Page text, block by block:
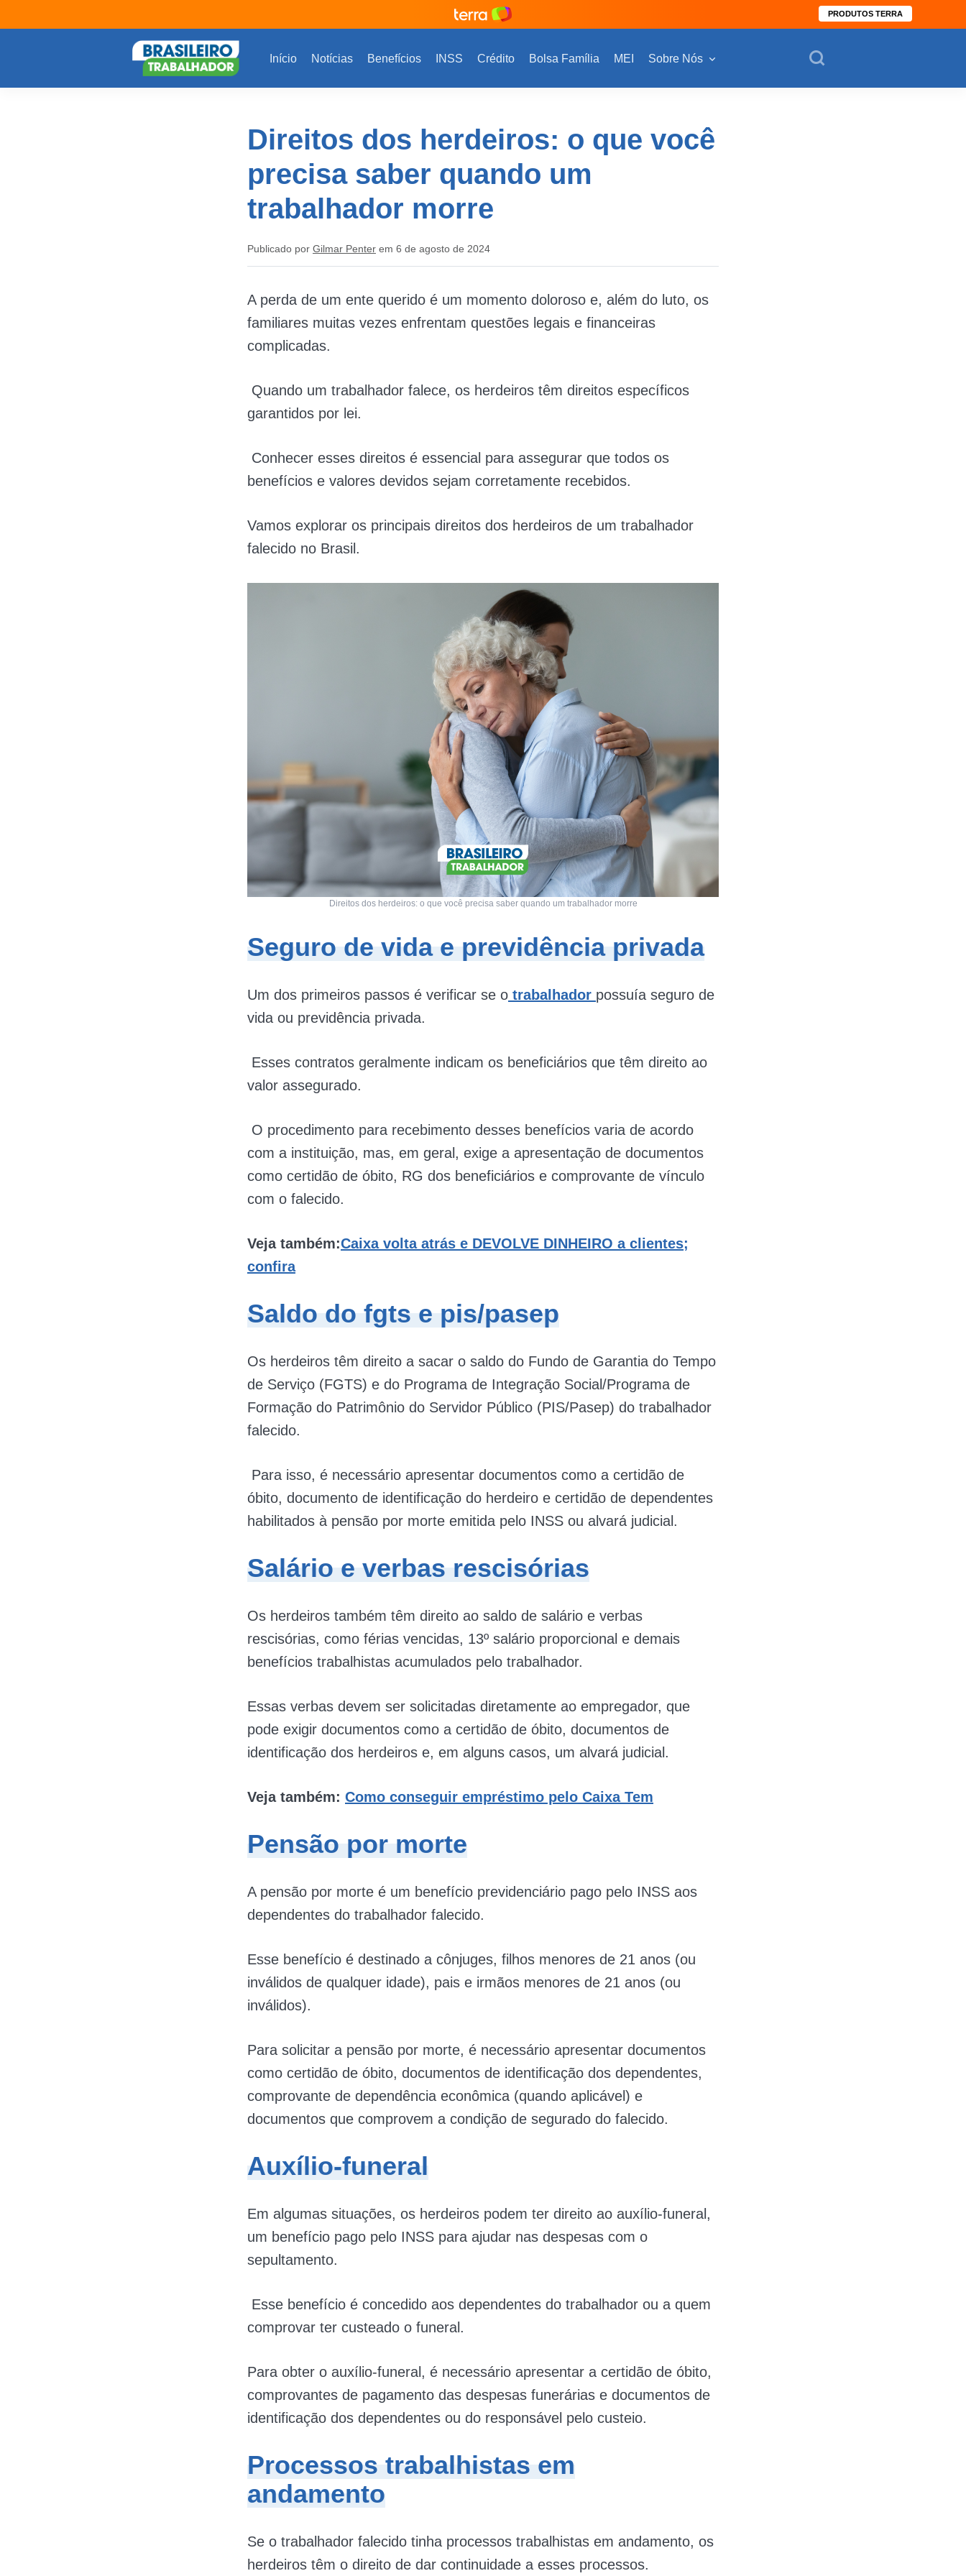
PRODUTOS TERRA
Início Notícias Benefícios INSS Crédito Bolsa Família MEI Sobre Nós
Direitos dos herdeiros: o que você
precisa saber quando um
trabalhador morre
Publicado por Gilmar Penter em 6 de agosto de 2024
A perda de um ente querido é um momento doloroso e, além do luto, os
familiares muitas vezes enfrentam questões legais e financeiras
complicadas.
Quando um trabalhador falece, os herdeiros têm direitos específicos
garantidos por lei.
Conhecer esses direitos é essencial para assegurar que todos os
benefícios e valores devidos sejam corretamente recebidos.
Vamos explorar os principais direitos dos herdeiros de um trabalhador
falecido no Brasil.
Direitos dos herdeiros: o que você precisa saber quando um trabalhador morre
Seguro de vida e previdência privada
Um dos primeiros passos é verificar se o trabalhador possuía seguro de
vida ou previdência privada.
Esses contratos geralmente indicam os beneficiários que têm direito ao
valor assegurado.
O procedimento para recebimento desses benefícios varia de acordo
com a instituição, mas, em geral, exige a apresentação de documentos
como certidão de óbito, RG dos beneficiários e comprovante de vínculo
com o falecido.
Veja também:Caixa volta atrás e DEVOLVE DINHEIRO a clientes;
confira
Saldo do fgts e pis/pasep
Os herdeiros têm direito a sacar o saldo do Fundo de Garantia do Tempo
de Serviço (FGTS) e do Programa de Integração Social/Programa de
Formação do Patrimônio do Servidor Público (PIS/Pasep) do trabalhador
falecido.
Para isso, é necessário apresentar documentos como a certidão de
óbito, documento de identificação do herdeiro e certidão de dependentes
habilitados à pensão por morte emitida pelo INSS ou alvará judicial.
Salário e verbas rescisórias
Os herdeiros também têm direito ao saldo de salário e verbas
rescisórias, como férias vencidas, 13º salário proporcional e demais
benefícios trabalhistas acumulados pelo trabalhador.
Essas verbas devem ser solicitadas diretamente ao empregador, que
pode exigir documentos como a certidão de óbito, documentos de
identificação dos herdeiros e, em alguns casos, um alvará judicial.
Veja também: Como conseguir empréstimo pelo Caixa Tem
Pensão por morte
A pensão por morte é um benefício previdenciário pago pelo INSS aos
dependentes do trabalhador falecido.
Esse benefício é destinado a cônjuges, filhos menores de 21 anos (ou
inválidos de qualquer idade), pais e irmãos menores de 21 anos (ou
inválidos).
Para solicitar a pensão por morte, é necessário apresentar documentos
como certidão de óbito, documentos de identificação dos dependentes,
comprovante de dependência econômica (quando aplicável) e
documentos que comprovem a condição de segurado do falecido.
Auxílio-funeral
Em algumas situações, os herdeiros podem ter direito ao auxílio-funeral,
um benefício pago pelo INSS para ajudar nas despesas com o
sepultamento.
Esse benefício é concedido aos dependentes do trabalhador ou a quem
comprovar ter custeado o funeral.
Para obter o auxílio-funeral, é necessário apresentar a certidão de óbito,
comprovantes de pagamento das despesas funerárias e documentos de
identificação dos dependentes ou do responsável pelo custeio.
Processos trabalhistas em
andamento
Se o trabalhador falecido tinha processos trabalhistas em andamento, os
herdeiros têm o direito de dar continuidade a esses processos.